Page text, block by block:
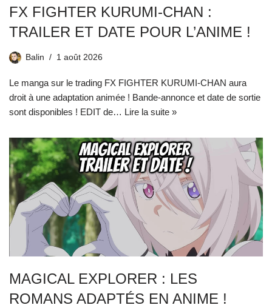
FX FIGHTER KURUMI-CHAN :
TRAILER ET DATE POUR L’ANIME !
Balin 1 août 2026
Le manga sur le trading FX FIGHTER KURUMI-CHAN aura
droit à une adaptation animée ! Bande-annonce et date de sortie
sont disponibles ! EDIT de… Lire la suite »
MAGICAL EXPLORER : LES
ROMANS ADAPTÉS EN ANIME !